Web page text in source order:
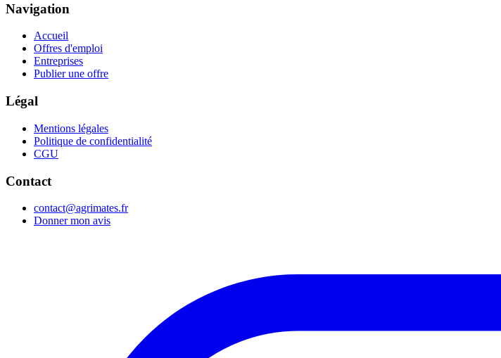
Navigation
Accueil
Offres d'emploi
Entreprises
Publier une offre
Légal
Mentions légales
Politique de confidentialité
CGU
Contact
contact@agrimates.fr
Donner mon avis